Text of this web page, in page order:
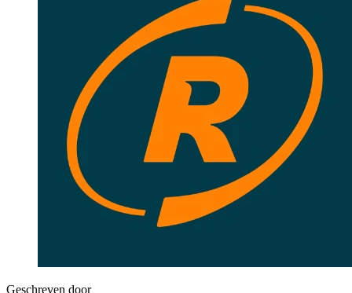
Geschreven door